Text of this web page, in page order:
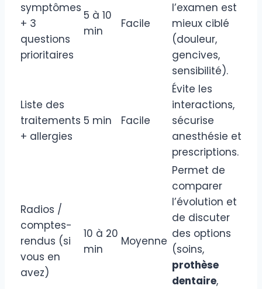
symptômes
+ 3
questions
prioritaires
5 à 10
min
Facile
l’examen est
mieux ciblé
(douleur,
gencives,
sensibilité).
Liste des
traitements
+ allergies
5 min Facile
Évite les
interactions,
sécurise
anesthésie et
prescriptions.
Radios /
comptes-
rendus (si
vous en
avez)
10 à 20
min
Moyenne
Permet de
comparer
l’évolution et
de discuter
des options
(soins,
prothèse
dentaire,